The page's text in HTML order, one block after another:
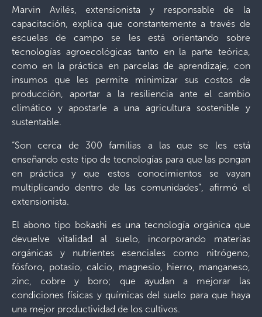
Marvin Avilés, extensionista y responsable de la
capacitación, explica que constantemente a través de
escuelas de campo se les está orientando sobre
tecnologías agroecológicas tanto en la parte teórica,
como en la práctica en parcelas de aprendizaje, con
insumos que les permite minimizar sus costos de
producción, aportar a la resiliencia ante el cambio
climático y apostarle a una agricultura sostenible y
sustentable.
“Son cerca de 300 familias a las que se les está
enseñando este tipo de tecnologías para que las pongan
en práctica y que estos conocimientos se vayan
multiplicando dentro de las comunidades”, afirmó el
extensionista.
El abono tipo bokashi es una tecnología orgánica que
devuelve vitalidad al suelo, incorporando materias
orgánicas y nutrientes esenciales como nitrógeno,
fósforo, potasio, calcio, magnesio, hierro, manganeso,
zinc, cobre y boro; que ayudan a mejorar las
condiciones físicas y químicas del suelo para que haya
una mejor productividad de los cultivos.